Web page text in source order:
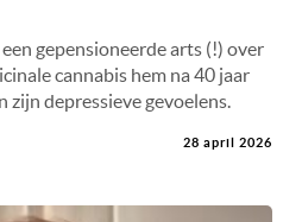
gepensioneerde arts (!) over
cannabis hem na 40 jaar
depressieve gevoelens.
28 april 2026